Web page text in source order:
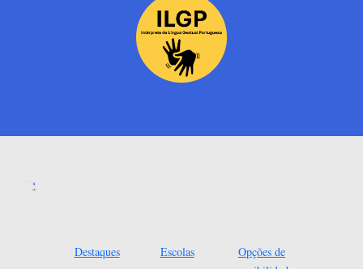
Destaques Escolas
Opções de